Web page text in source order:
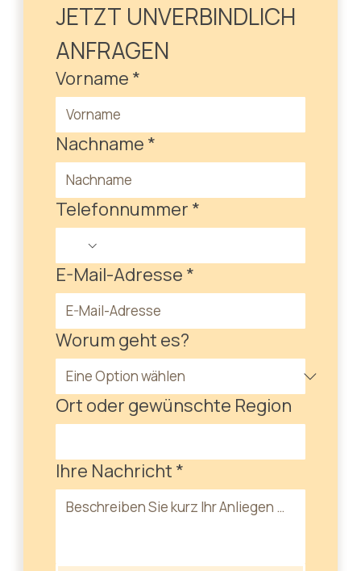
JETZT UNVERBINDLICH
ANFRAGEN
Vorname *
Nachname *
Telefonnummer *
E-Mail-Adresse *
Worum geht es?
Ort oder gewünschte Region
Ihre Nachricht *